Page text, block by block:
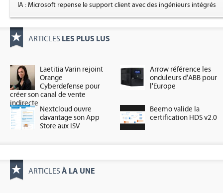
IA : Microsoft repense le support client avec des ingénieurs intégrés
ARTICLES LES PLUS LUS
Laetitia Varin rejoint
Orange
Cyberdefense pour
créer son canal de vente
indirecte
Arrow référence les
onduleurs d'ABB pour
l'Europe
Nextcloud ouvre
davantage son App
Store aux ISV
Beemo valide la
certification HDS v2.0
ARTICLES À LA UNE